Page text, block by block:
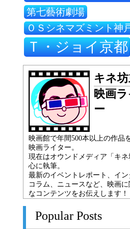
第七藝術劇場
ＯＳシネマズミント神
Ｔ・ジョイ京都
キネ
映画ラ
ー
映画館で年間500本以上の作品
映画ライター。
現在はオウンドメディア「キ
心に執筆。
最新のイベントレポート、イン
コラム、ニュースなど、映画
なコンテンツをお伝えします！
Popular Posts